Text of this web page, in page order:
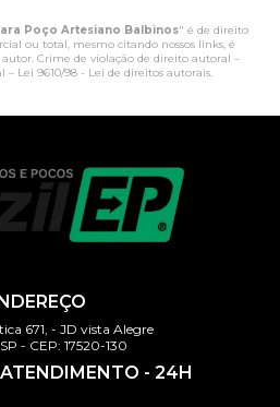
Poço Artesiano Balbinos" é de direito
ou total, mesmo citando nossos links, é
Crime de violação de direito autoral –
– Lei 9610/98 - Lei de direitos autorais
671, - JD vista Alegre
- CEP: 17520-130
- 24H